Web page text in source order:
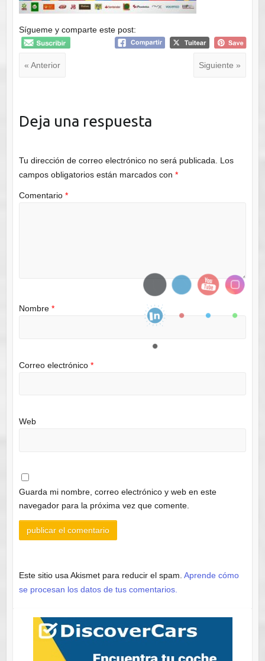
Sígueme y comparte este post:
« Anterior Siguiente »
Deja una respuesta
Tu dirección de correo electrónico no será publicada.
Los
campos obligatorios están marcados con *
Comentario *
Nombre *
Correo electrónico *
Web
Guarda mi nombre, correo electrónico y web en este
navegador para la próxima vez que comente.
Este sitio usa Akismet para reducir el spam. Aprende cómo
se procesan los datos de tus comentarios.